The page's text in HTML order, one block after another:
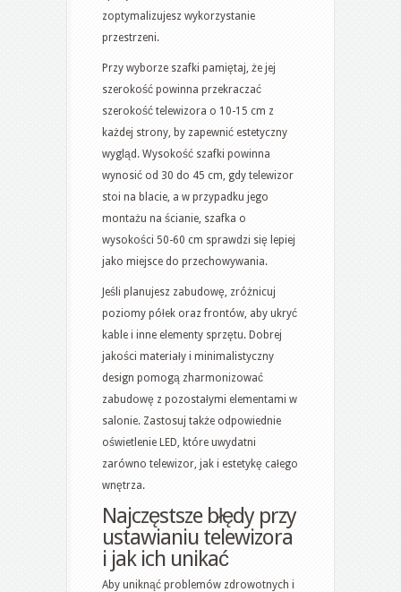
zoptymalizujesz wykorzystanie
przestrzeni.
Przy wyborze szafki pamiętaj, że jej
szerokość powinna przekraczać
szerokość telewizora o 10-15 cm z
każdej strony, by zapewnić estetyczny
wygląd. Wysokość szafki powinna
wynosić od 30 do 45 cm, gdy telewizor
stoi na blacie, a w przypadku jego
montażu na ścianie, szafka o
wysokości 50-60 cm sprawdzi się lepiej
jako miejsce do przechowywania.
Jeśli planujesz zabudowę, zróżnicuj
poziomy półek oraz frontów, aby ukryć
kable i inne elementy sprzętu. Dobrej
jakości materiały i minimalistyczny
design pomogą zharmonizować
zabudowę z pozostałymi elementami w
salonie. Zastosuj także odpowiednie
oświetlenie LED, które uwydatni
zarówno telewizor, jak i estetykę całego
wnętrza.
Najczęstsze błędy przy
ustawianiu telewizora
i jak ich unikać
Aby uniknąć problemów zdrowotnych i